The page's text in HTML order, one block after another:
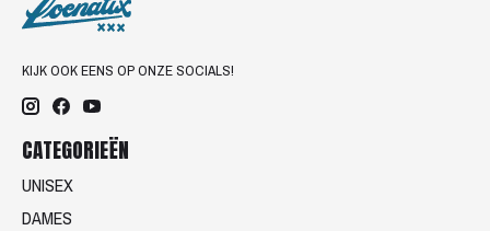
KIJK OOK EENS OP ONZE SOCIALS!
CATEGORIEËN
UNISEX
DAMES